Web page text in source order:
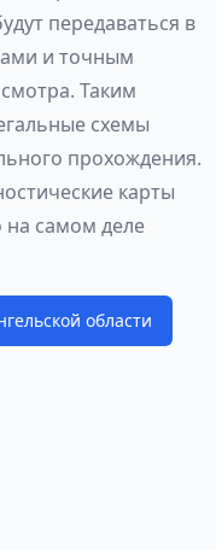
передаваться в
и точным
Таким
схемы
прохождения.
карты
на самом деле
области